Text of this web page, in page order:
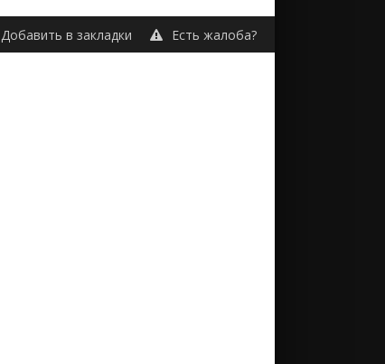
Добавить в закладки Есть жалоба?